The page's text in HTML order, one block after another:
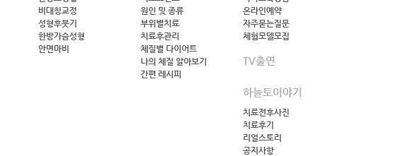
비대칭교정
성형후붓기
한방가슴성형
안면마비
원인 및 종류
부위별치료
치료후관리
체질별 다이어트
나의 체질 알아보기
간편 레시피
온라인예약
자주묻는질문
체험모델모집
TV출연
하늘토이야기
치료전후사진
치료후기
리얼스토리
공지사항